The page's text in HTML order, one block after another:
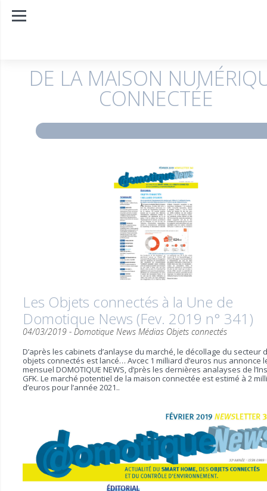
DE LA MAISON
CONNECTÉE
Les Objets connectés à la Une de
Domotique News (Fev. 2019 n° 341)
04/03/2019 - Domotique News Médias Objets connectés
D’après les cabinets d’anlayse du marché, le décollage du secteur
objets connectés est lancé… Avcec 1 milliard d’euros nus annonce
mensuel DOMOTIQUE NEWS, d’près les dernières analayses de
GFK. Le marché potentiel de la maison connectée est estimé à 2
d’euros pour l’année 2021..